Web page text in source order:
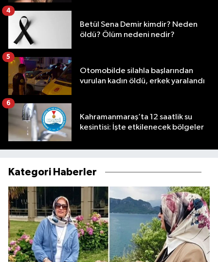
Betül Sena Demir kimdir? Neden
öldü? Ölüm nedeni nedir?
4
Otomobilde silahla başlarından
vurulan kadın öldü, erkek yaralandı
5
Kahramanmaraş’ta 12 saatlik su
kesintisi: İşte etkilenecek bölgeler
6
Kategori Haberler